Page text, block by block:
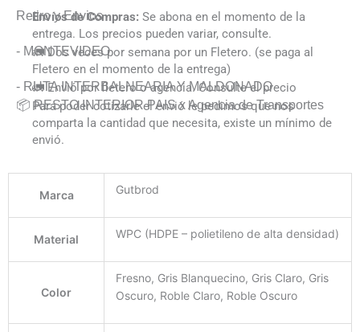
Retiro y Envios
Envíos de Compras: Se abona en el momento de la
entrega. Los precios pueden variar, consulte.
- MONTEVIDEO
🚛 Dos veces por semana por un Fletero. (se paga al
Fletero en el momento de la entrega)
- RUTA INTERBALNEARIA Y MALDONADO
🚛 Envió por fletero o agencia. Consulte el precio
📦 RESTO INTERIOR PAIS x Agencia de Transportes
Para poder cotizarle el envió le pedimos que nos
comparta la cantidad que necesita, existe un mínimo de
envió.
Marca Gutbrod
Material WPC (HDPE – polietileno de alta densidad)
Color
Fresno, Gris Blanquecino, Gris Claro, Gris
Oscuro, Roble Claro, Roble Oscuro